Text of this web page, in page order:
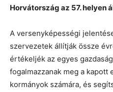
Horvátország az 57. helyen
A versenyképességi
szervezetek állítják össze
értékeljék az egyes
fogalmazzanak meg a kapott
kormányok számára, és